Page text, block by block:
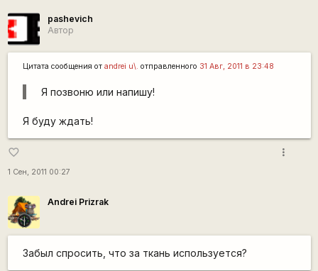
pashevich
Автор
Цитата сообщения от andrei u\. отправленного 31 Авг, 2011 в 23:48
Я позвоню или напишу!
Я буду ждать!
favorite_border
1 Сен, 2011 00:27
more_vert
Andrei Prizrak
Забыл спросить, что за ткань используется?